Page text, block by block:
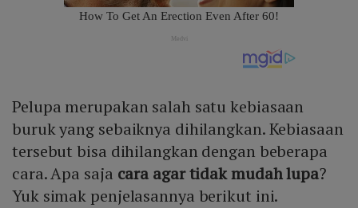
Pelupa merupakan salah satu kebiasaan
buruk yang sebaiknya dihilangkan. Kebiasaan
tersebut bisa dihilangkan dengan beberapa
cara. Apa saja cara agar tidak mudah lupa?
Yuk simak penjelasannya berikut ini.